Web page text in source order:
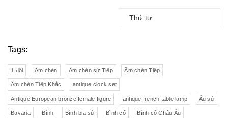
Thứ tự
Tags:
1 đôi Ấm chén Ấm chén sứ Tiệp Ấm chén Tiệp
Ấm chén Tiệp Khắc antique clock set
Antique European bronze female figure antique french table lamp Âu sứ
Bavaria Bình Bình bia sứ Bình cổ Bình cổ Châu Âu